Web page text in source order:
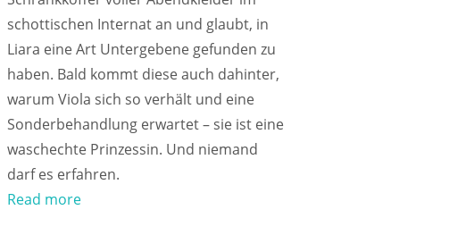
schottischen Internat an und glaubt, in
Liara eine Art Untergebene gefunden zu
haben. Bald kommt diese auch dahinter,
warum Viola sich so verhält und eine
Sonderbehandlung erwartet – sie ist eine
waschechte Prinzessin. Und niemand
darf es erfahren.
Read more